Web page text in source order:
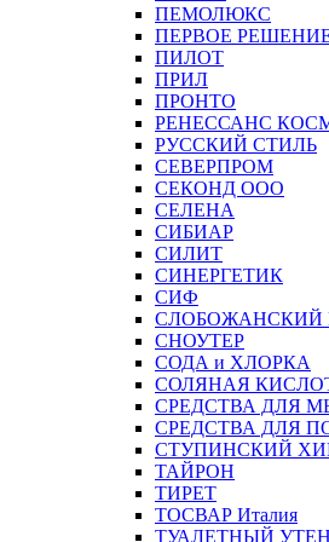
ПЕМОЛЮКС
ПЕРВОЕ
ПИЛОТ
ПРИЛ
ПРОНТО
РЕНЕССАНС
РУССКИЙ СТИЛЬ
СЕВЕРПРОМ
СЕКОНД ООО
СЕЛЕНА
СИБИАР
СИЛИТ
СИНЕРГЕТИК
СИФ
СЛОБОЖАНСКИЙ
СНОУТЕР
СОДА и ХЛОРКА
СОЛЯНАЯ
СРЕДСТВА ДЛЯ
СРЕДСТВА ДЛЯ
СТУПИНСКИЙ
ТАЙРОН
ТИРЕТ
ТОСВАР Италия
ТУАЛЕТНЫЙ